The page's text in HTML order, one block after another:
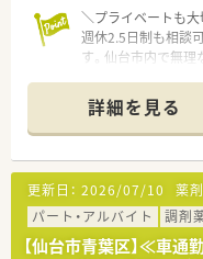
＼プライベートも大
週休2.5日制も相談
す。仙台市内で無理
＊
【店舗情報と応需状
■北仙台駅から徒歩
内科のクリニック
ています。
■戸建てを改装した
休憩室ではソファ
ごせます。
詳細を見る
更新日： 2026/07/10 薬
パート・アルバイト
調剤
【仙台市青葉区】≪車